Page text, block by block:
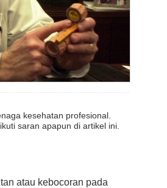
kesehatan profesional.
saran apapun di artikel ini.
atau kebocoran pada